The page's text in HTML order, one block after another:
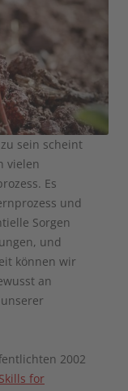
sein scheint
vielen
Es
und
Sorgen
und
können wir
an
2002
for